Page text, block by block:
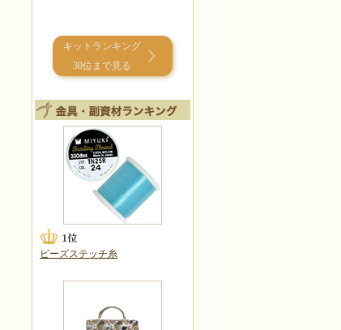
キットランキング
30位まで見る
ビーズステッチ糸